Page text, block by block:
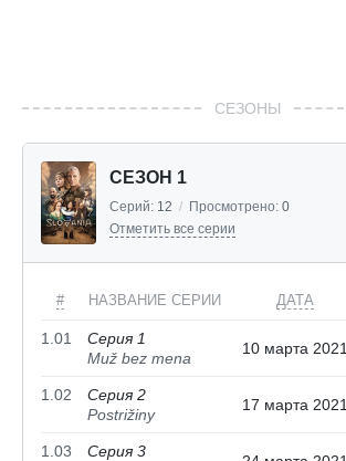
СЕЗОНЫ
СЕЗОН 1
Серий: 12 / Просмотрено: 0
Отметить все серии
# НАЗВАНИЕ СЕРИИ ДАТА
1.01
Серия 1
Muž bez mena
10 марта 2021
1.02
Серия 2
Postrižiny
17 марта 2021
1.03
Серия 3